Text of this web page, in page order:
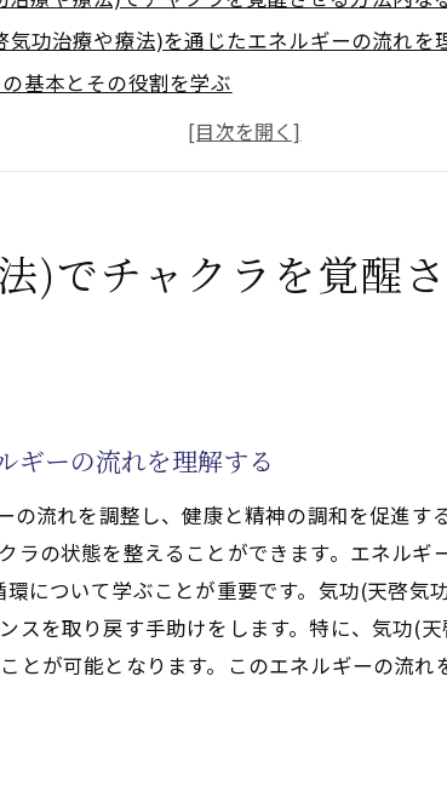
気功治療や療法)を通じたエネルギーの流れを
基本とその役割を学ぶ
気功治療や療法)によるチャクラ活性化のステ
想によるエネルギーの集中
気功治療や療法)の技法を日常に取り入れる方法
昇の鍵気功(天啓気功治療や療法)を活用した
気功治療や療法)とクンダリニーの相乗効果
験談から学ぶ気功(天啓気功治療や療法)の効
ー上昇後の注意点と対策
治療や療法)を通じた心身の調和チャクラのバ
気功治療や療法)による心の平穏とストレス解
不均衡がもたらす影響と対策
バランスを保つための実践法
)でチャクラを覚醒
ギーの流れを理解する
流れを調整し、健康と精神の調和を促進
ラの状態を整えることができます。エネル
について学ぶことが重要です。気功(天啓
スを取り戻す手助けをします。特に、気功(
とが可能となります。このエネルギーの流